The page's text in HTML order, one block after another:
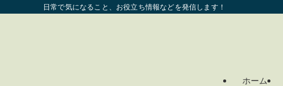
日常で気になること、お役立ち情報などを発信します！
ホーム